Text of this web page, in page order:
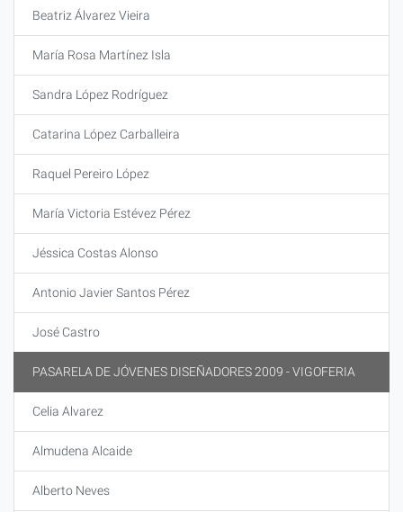
Beatriz Álvarez Vieira
María Rosa Martínez Isla
Sandra López Rodríguez
Catarina López Carballeira
Raquel Pereiro López
María Victoria Estévez Pérez
Jéssica Costas Alonso
Antonio Javier Santos Pérez
José Castro
PASARELA DE JÓVENES DISEÑADORES 2009 - VIGOFERIA
Celia Alvarez
Almudena Alcaide
Alberto Neves